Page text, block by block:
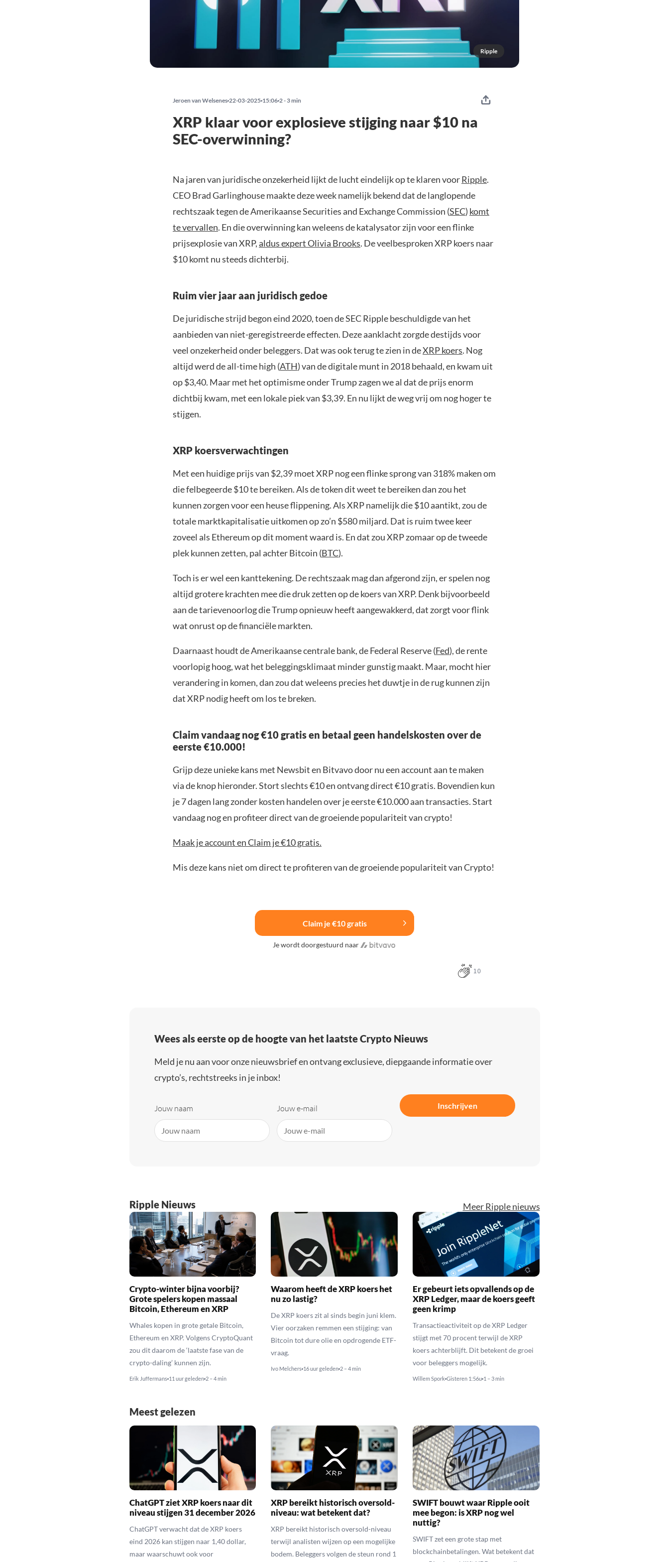
Ripple
Jeroen van Welsenes 22-03-2025 15:06 2 - 3 min
XRP klaar voor explosieve stijging naar $10 na
SEC-overwinning?
Na jaren van juridische onzekerheid lijkt de lucht eindelijk op te klaren voorRipple.
CEO Brad Garlinghouse maakte deze week namelijk bekend dat de langlopende
rechtszaak tegen de Amerikaanse Securities and Exchange Commission (SEC) komt
te vervallen. En die overwinning kan weleens de katalysator zijn voor een flinke
prijsexplosie van XRP,aldus expert Olivia Brooks. De veelbesproken XRP koers naar
$10 komt nu steeds dichterbij.
Ruim vier jaar aan juridisch gedoe
De juridische strijd begon eind 2020, toen de SEC Ripple beschuldigde van het
aanbieden van niet-geregistreerde effecten. Deze aanklacht zorgde destijds voor
veel onzekerheid onder beleggers. Dat was ook terug te zien in deXRP koers. Nog
altijd werd de all-time high (ATH) van de digitale munt in 2018 behaald, en kwam uit
op $3,40. Maar met het optimisme onder Trump zagen we al dat de prijs enorm
dichtbij kwam, met een lokale piek van $3,39. En nu lijkt de weg vrij om nog hoger te
stijgen.
XRP koersverwachtingen
Met een huidige prijs van $2,39 moet XRP nog een flinke sprong van 318% maken om
die felbegeerde $10 te bereiken. Als de token dit weet te bereiken dan zou het
kunnen zorgen voor een heuse flippening. Als XRP namelijk die $10 aantikt, zou de
totale marktkapitalisatie uitkomen op zo’n $580 miljard. Dat is ruim twee keer
zoveel als Ethereum op dit moment waard is. En dat zou XRP zomaar op de tweede
plek kunnen zetten, pal achter Bitcoin (BTC).
Toch is er wel een kanttekening. De rechtszaak mag dan afgerond zijn, er spelen nog
altijd grotere krachten mee die druk zetten op de koers van XRP. Denk bijvoorbeeld
aan de tarievenoorlog die Trump opnieuw heeft aangewakkerd, dat zorgt voor flink
wat onrust op de financiële markten.
Daarnaast houdt de Amerikaanse centrale bank, de Federal Reserve (Fed), de rente
voorlopig hoog, wat het beleggingsklimaat minder gunstig maakt. Maar, mocht hier
verandering in komen, dan zou dat weleens precies het duwtje in de rug kunnen zijn
dat XRP nodig heeft om los te breken.
Claim vandaag nog €10 gratis en betaal geen handelskosten over de
eerste €10.000!
Grijp deze unieke kans met Newsbit en Bitvavo door nu een account aan te maken
via de knop hieronder. Stort slechts €10 en ontvang direct €10 gratis. Bovendien kun
je 7 dagen lang zonder kosten handelen over je eerste €10.000 aan transacties. Start
vandaag nog en profiteer direct van de groeiende populariteit van crypto!
Maak je account en Claim je €10 gratis.
Mis deze kans niet om direct te profiteren van de groeiende populariteit van Crypto!
Claim je €10 gratis
Je wordt doorgestuurd naar
10
Wees als eerste op de hoogte van het laatste Crypto Nieuws
Meld je nu aan voor onze nieuwsbrief en ontvang exclusieve, diepgaande informatie over
crypto’s, rechtstreeks in je inbox!
Jouw naam Jouw e-mail Inschrijven
Ripple Nieuws Meer Ripple nieuws
Crypto-winter bijna voorbij?
Grote spelers kopen massaal
Bitcoin, Ethereum en XRP
Whales kopen in grote getale Bitcoin,
Ethereum en XRP. Volgens CryptoQuant
zou dit daarom de ‘laatste fase van de
crypto-daling’ kunnen zijn.
Erik Juffermans 11 uur geleden 2 – 4 min
Waarom heeft de XRP koers het
nu zo lastig?
De XRP koers zit al sinds begin juni klem.
Vier oorzaken remmen een stijging: van
Bitcoin tot dure olie en opdrogende ETF-
vraag.
Ivo Melchers 16 uur geleden 2 – 4 min
Er gebeurt iets opvallends op de
XRP Ledger, maar de koers geeft
geen krimp
Transactieactiviteit op de XRP Ledger
stijgt met 70 procent terwijl de XRP
koers achterblijft. Dit betekent de groei
voor beleggers mogelijk.
Willem Spork Gisteren 1:56u 1 – 3 min
Meest gelezen
ChatGPT ziet XRP koers naar dit
niveau stijgen 31 december 2026
ChatGPT verwacht dat de XRP koers
eind 2026 kan stijgen naar 1,40 dollar,
maar waarschuwt ook voor
XRP bereikt historisch oversold-
niveau: wat betekent dat?
XRP bereikt historisch oversold-niveau
terwijl analisten wijzen op een mogelijke
bodem. Beleggers volgen de steun rond 1
SWIFT bouwt waar Ripple ooit
mee begon: is XRP nog wel
nuttig?
SWIFT zet een grote stap met
blockchainbetalingen. Wat betekent dat